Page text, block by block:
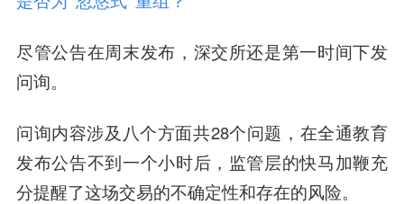
尽管公告在周末发布，深交所还是第一时间下发
问询。
问询内容涉及八个方面共28个问题，在全通教育
发布公告不到一个小时后，监管层的快马加鞭充
分提醒了这场交易的不确定性和存在的风险。